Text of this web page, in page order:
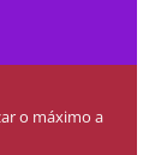
o máximo a